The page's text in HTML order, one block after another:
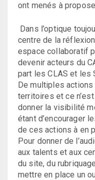
ont menés à
Dans l’optique
centre de la
espace collaboratif
devenir acteurs du
part les CLAS et les
De multiples
territoires et ce
donner la visibilité
étant d’encourager
de ces actions à en
Pour donner de
aux talents et aux
du site, du
mettre en place un